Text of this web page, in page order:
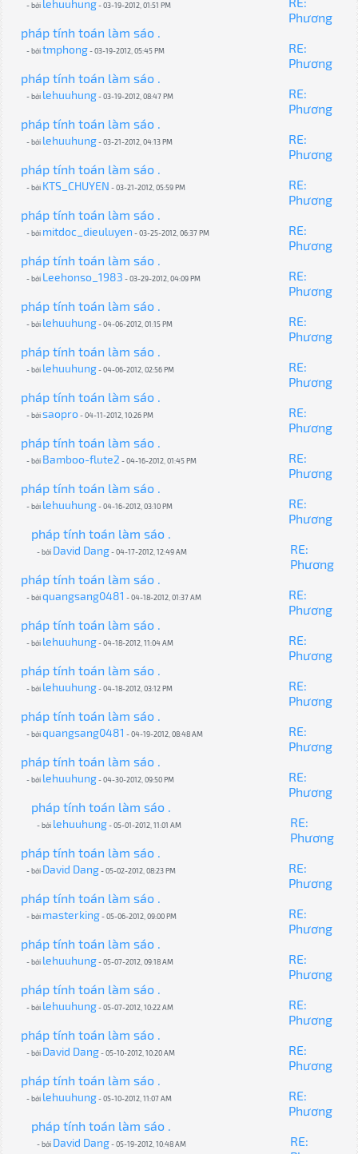
- bởi lehuuhung- 03-19-2012, 01:51 PM
Phương
pháp tính toán làm sáo .
- bởitmphong- 03-19-2012, 05:45 PM
RE:
Phương
pháp tính toán làm sáo .
- bởi lehuuhung- 03-19-2012, 08:47 PM
RE:
Phương
pháp tính toán làm sáo .
- bởi lehuuhung- 03-21-2012, 04:13 PM
RE:
Phương
pháp tính toán làm sáo .
- bởi KTS_CHUYEN - 03-21-2012, 05:59 PM
RE:
Phương
pháp tính toán làm sáo .
- bởi mitdoc_dieuluyen - 03-25-2012, 06:37 PM
RE:
Phương
pháp tính toán làm sáo .
- bởi Leehonso_1983 - 03-29-2012, 04:09 PM
RE:
Phương
pháp tính toán làm sáo .
- bởi lehuuhung- 04-06-2012, 01:15 PM
RE:
Phương
pháp tính toán làm sáo .
- bởi lehuuhung- 04-06-2012, 02:56 PM
RE:
Phương
pháp tính toán làm sáo .
- bởisaopro- 04-11-2012, 10:26 PM
RE:
Phương
pháp tính toán làm sáo .
- bởi Bamboo-flute2 - 04-16-2012, 01:45 PM
RE:
Phương
pháp tính toán làm sáo .
- bởi lehuuhung- 04-16-2012, 03:10 PM
RE:
Phương
pháp tính toán làm sáo .
- bởi David Dang- 04-17-2012, 12:49 AM
RE:
Phương
pháp tính toán làm sáo .
- bởiquangsang0481 - 04-18-2012, 01:37 AM
RE:
Phương
pháp tính toán làm sáo .
- bởi lehuuhung- 04-18-2012, 11:04 AM
RE:
Phương
pháp tính toán làm sáo .
- bởi lehuuhung- 04-18-2012, 03:12 PM
RE:
Phương
pháp tính toán làm sáo .
- bởiquangsang0481 - 04-19-2012, 08:48 AM
RE:
Phương
pháp tính toán làm sáo .
- bởi lehuuhung- 04-30-2012, 09:50 PM
RE:
Phương
pháp tính toán làm sáo .
- bởi lehuuhung- 05-01-2012, 11:01 AM
RE:
Phương
pháp tính toán làm sáo .
- bởi David Dang- 05-02-2012, 08:23 PM
RE:
Phương
pháp tính toán làm sáo .
- bởi masterking- 05-06-2012, 09:00 PM
RE:
Phương
pháp tính toán làm sáo .
- bởi lehuuhung- 05-07-2012, 09:18 AM
RE:
Phương
pháp tính toán làm sáo .
- bởi lehuuhung- 05-07-2012, 10:22 AM
RE:
Phương
pháp tính toán làm sáo .
- bởi David Dang- 05-10-2012, 10:20 AM
RE:
Phương
pháp tính toán làm sáo .
- bởi lehuuhung- 05-10-2012, 11:07 AM
RE:
Phương
pháp tính toán làm sáo .
- bởi David Dang- 05-19-2012, 10:48 AM
RE: